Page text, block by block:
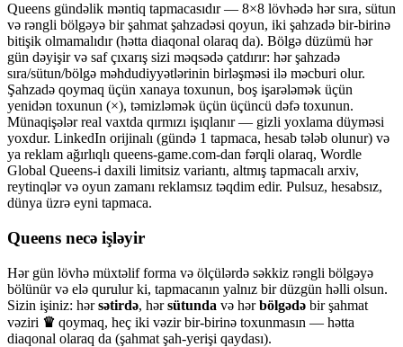
Queens gündəlik məntiq tapmacasıdır — 8×8 lövhədə hər sıra, sütun
və rəngli bölgəyə bir şahmat şahzadəsi qoyun, iki şahzadə bir-birinə
bitişik olmamalıdır (hətta diaqonal olaraq da). Bölgə düzümü hər
gün dəyişir və saf çıxarış sizi məqsədə çatdırır: hər şahzadə
sıra/sütun/bölgə məhdudiyyətlərinin birləşməsi ilə məcburi olur.
Şahzadə qoymaq üçün xanaya toxunun, boş işarələmək üçün
yenidən toxunun (×), təmizləmək üçün üçüncü dəfə toxunun.
Münaqişələr real vaxtda qırmızı işıqlanır — gizli yoxlama düyməsi
yoxdur. LinkedIn orijinalı (gündə 1 tapmaca, hesab tələb olunur) və
ya reklam ağırlıqlı queens-game.com-dan fərqli olaraq, Wordle
Global Queens-i daxili limitsiz variantı, altmış tapmacalı arxiv,
reytinqlər və oyun zamanı reklamsız təqdim edir. Pulsuz, hesabsız,
dünya üzrə eyni tapmaca.
Queens necə işləyir
Hər gün lövhə müxtəlif forma və ölçülərdə səkkiz rəngli bölgəyə
bölünür və elə qurulur ki, tapmacanın yalnız bir düzgün həlli olsun.
Sizin işiniz: hərsətirdə, hərsütunda və hərbölgədə bir şahmat
vəziri ♛ qoymaq, heç iki vəzir bir-birinə toxunmasın — hətta
diaqonal olaraq da (şahmat şah-yerişi qaydası).